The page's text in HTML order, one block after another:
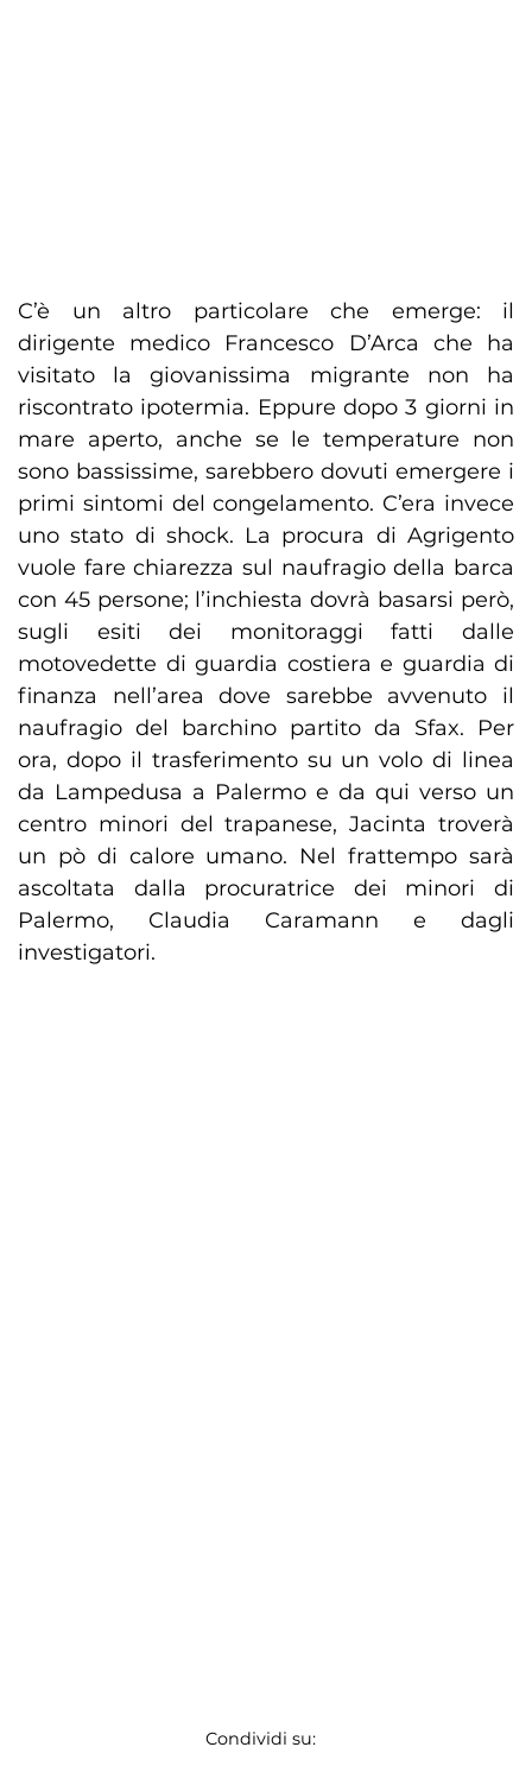
C’è un altro particolare che emerge: il
dirigente medico Francesco D’Arca che ha
visitato la giovanissima migrante non ha
riscontrato ipotermia. Eppure dopo 3 giorni in
mare aperto, anche se le temperature non
sono bassissime, sarebbero dovuti emergere i
primi sintomi del congelamento. C’era invece
uno stato di shock. La procura di Agrigento
vuole fare chiarezza sul naufragio della barca
con 45 persone; l’inchiesta dovrà basarsi però,
sugli esiti dei monitoraggi fatti dalle
motovedette di guardia costiera e guardia di
finanza nell’area dove sarebbe avvenuto il
naufragio del barchino partito da Sfax. Per
ora, dopo il trasferimento su un volo di linea
da Lampedusa a Palermo e da qui verso un
centro minori del trapanese, Jacinta troverà
un pò di calore umano. Nel frattempo sarà
ascoltata dalla procuratrice dei minori di
Palermo, Claudia Caramann e dagli
investigatori.
Condividi su: